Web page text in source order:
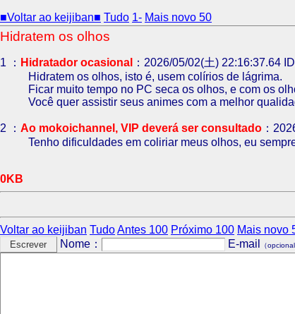
■Voltar ao keijiban■ Tudo 1- Mais novo 50
Hidratem os olhos
1 ： Hidratador ocasional
：2026/05/02(土) 22:16:37.64
Hidratem os olhos, isto é, usem colírios de lágrima.
Ficar muito tempo no PC seca os olhos, e com os
Você quer assistir seus animes com a melhor
2 ： Ao mokoichannel, VIP deverá ser consultado ：
Tenho dificuldades em coliriar meus olhos, eu
0KB
Voltar ao keijiban TudoAntes 100 Próximo 100 Mais novo
Nome：
E-mail （opcional